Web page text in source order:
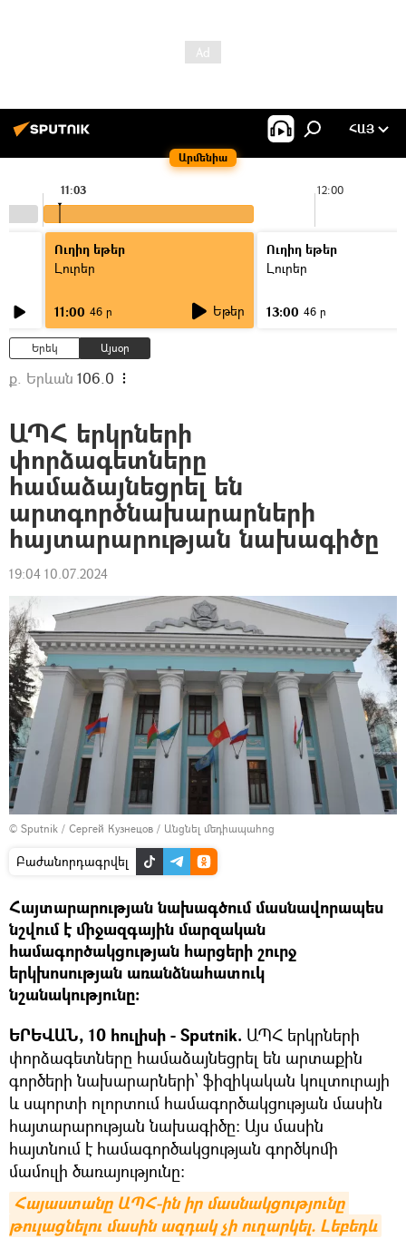
Արմենիա
ՀԱՅ
12:00
11:03
Ուղիղ եթեր
Լուրեր
11:00 46 ր Եթեր
Ուղիղ եթեր
Լուրեր
13:00 46 ր
Երեկ Այսօր
ք. Երևան 106.0
ԱՊՀ երկրների
փորձագետները
համաձայնեցրել են
արտգործնախարարների
հայտարարության նախագիծը
19:04 10.07.2024
© Sputnik / Сергей Кузнецов / Անցնել մեդիապահոց
Բաժանորդագրվել
Հայտարարության նախագծում մասնավորապես
նշվում է միջազգային մարզական
համագործակցության հարցերի շուրջ
երկխոսության առանձնահատուկ
նշանակությունը:
ԵՐԵՎԱՆ, 10 հուլիսի - Sputnik. ԱՊՀ երկրների
փորձագետները համաձայնեցրել են արտաքին
գործերի նախարարների՝ ֆիզիկական կուլտուրայի
և սպորտի ոլորտում համագործակցության մասին
հայտարարության նախագիծը: Այս մասին
հայտնում է համագործակցության գործկոմի
մամուլի ծառայությունը։
Հայաստանը ԱՊՀ-ին իր մասնակցությունը
թուլացնելու մասին ազդակ չի ուղարկել. Լեբեդև